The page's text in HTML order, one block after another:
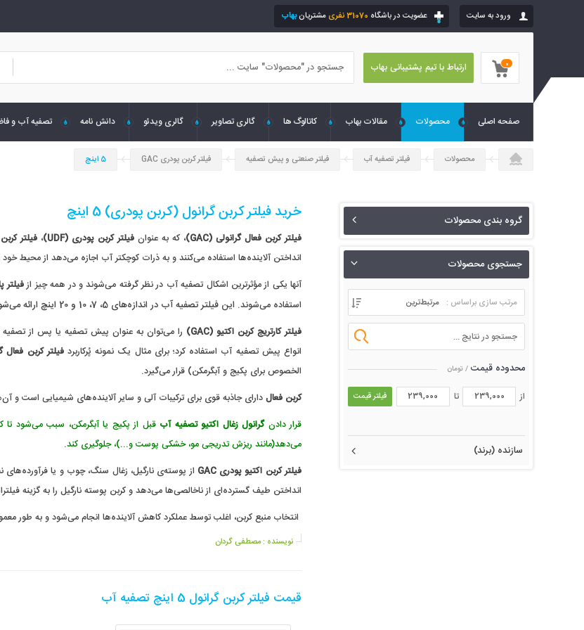
ورود به سایت عضویت در باشگاه 31070 نفری مشتریانبهاب
0 ارتباط با تیم پشتیبانی بهاب
صفحه اصلی محصولات مقالات بهاب کاتالوگ ها گالری تصاویر گالری ویدئو دانش نامه تصفیه آب و
محصولات فیلتر تصفیه آب فیلتر صنعتی و پیش تصفیه فیلتر کربن پودری GAC 5 اینچ
خرید فیلتر کربن گرانول (کربن پودری) 5 اینچ
فیلتر کربن فعال گرانولی (GAC) ، که به عنوانفیلتر کربن پودری (UDF
)،فیلتر
انداختن آلاینده‌ها استفاده می‌کنند و به ذرات کوچکتر آب اجازه می‌دهد از محیط خود
آنها یکی از مؤثرترین اشکال تصفیه آب در نظر گرفته می‌شوند و در همه چیز از
استفاده می‌شوند. این فیلتر تصفیه آب در اندازه‌های 5، 7، 10 و 20 اینچ ارائه می‌شود.
فیلتر کارتریج کربن اکتیو (GAC) را می‌توان به عنوان پیش تصفیه یا پس از تصفیه
انواع پیش تصفیه آب استفاده کرد؛ برای مثال یک نمونه پُرکاربردفیلتر کربن فعال
الخصوص برای پکیج و آبگرمکن) قرار می‌گیرد.
کربن فعالدارای جاذبه قوی برای ترکیبات آلی و سایر آلاینده‌های شیمیایی است
قرار دادنگرانول زغال اکتیو تصفیه آب قبل از پکیج یا آبگرمکن، سبب می‌شود
می‌دهد(مانند ریزش تدریجی مو، خشکی پوست و...)، جلوگیری کند.
فیلتر کربن اکتیو پودریGAC از پوسته‌ی نارگیل، زغال سنگ، چوب و یا
انداختن طیف گسترده‌ای از ناخالصی‌ها می‌دهد و کربن پوسته نارگیل را به گزینه
انتخاب منبع کربن، اغلب توسط عملکرد کاهش آلاینده‌ها انجام می‌شود و به طور
نویسنده :مصطفی گردان
قیمت فیلتر کربن گرانول 5 اینچ تصفیه آب
گروه بندی محصولات
جستجوی محصولات
مرتب سازی براساس : مرتبط‌ترین
محدوده قیمت / تومان
از تا فیلتر قیمت
سازنده (برند)